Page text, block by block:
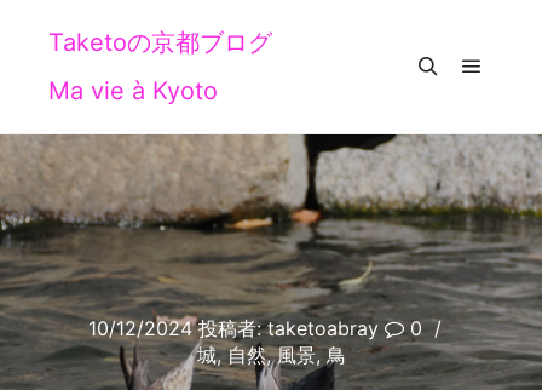
Taketoの京都ブログ
Ma vie à Kyoto
10/12/2024投稿者:taketoabray
0
城,自然,風景,鳥